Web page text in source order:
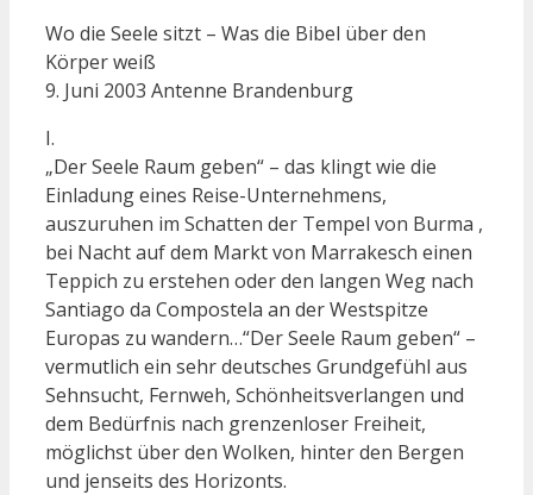
Wo die Seele sitzt – Was die Bibel über den
Körper weiß
9. Juni 2003 Antenne Brandenburg
I.
„Der Seele Raum geben“ – das klingt wie die
Einladung eines Reise-Unternehmens,
auszuruhen im Schatten der Tempel von Burma ,
bei Nacht auf dem Markt von Marrakesch einen
Teppich zu erstehen oder den langen Weg nach
Santiago da Compostela an der Westspitze
Europas zu wandern…“Der Seele Raum geben“ –
vermutlich ein sehr deutsches Grundgefühl aus
Sehnsucht, Fernweh, Schönheitsverlangen und
dem Bedürfnis nach grenzenloser Freiheit,
möglichst über den Wolken, hinter den Bergen
und jenseits des Horizonts.